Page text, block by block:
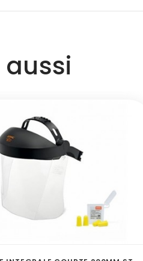
aussi